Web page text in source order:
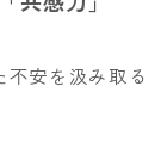
安を汲み取る